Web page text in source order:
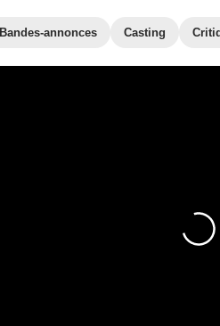
Bandes-annonces Casting